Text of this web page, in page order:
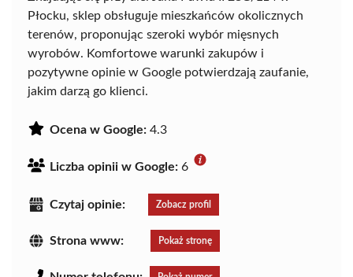
Płocku, sklep obsługuje mieszkańców okolicznych
terenów, proponując szeroki wybór mięsnych
wyrobów. Komfortowe warunki zakupów i
pozytywne opinie w Google potwierdzają zaufanie,
jakim darzą go klienci.
Ocena w Google: 4.3
Liczba opinii w Google: 6
Czytaj opinie: Zobacz profil
Strona www: Pokaż stronę